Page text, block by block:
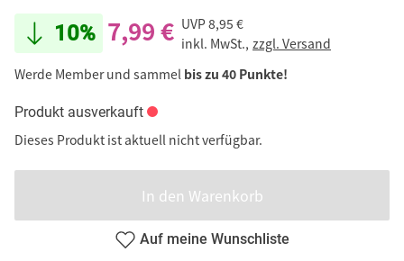
10% 7,99 € UVP8,95 €
inkl. MwSt., zzgl. Versand
Werde Member und sammel bis zu 40 Punkte!
Produkt ausverkauft
Dieses Produkt ist aktuell nicht verfügbar.
In den Warenkorb
Auf meine Wunschliste